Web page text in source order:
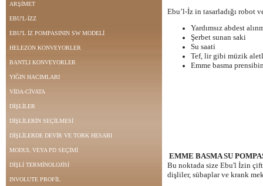
ARŞİMET
EBU'L-İZZ
EBU'L İZ POMPASININ SW MODELİ
HELEZON KONVEYORLER
BANTLI KONVEYORLER
YIĞIN HACIMLARI
VİDA-CİVATA
DİŞLİLER
DİŞLİLERİN SEÇİLMESİ
DİŞLİLERDE DEVİR VE TORK HESABI
MODUL VEYA PD SEÇİMİ
DİŞLİ TERMİNOLOJİSİ
INVOLUTE PROFİL
Ebu’l-İz in tasarladığı robot
Yardımsız abdest
Şerbet sunan saki
Su saati
Tef, lir gibi müzik
Emme basma
EMME BASMA SU
Bu noktada size Ebu'l İzin
dişliler, sübaplar ve krank